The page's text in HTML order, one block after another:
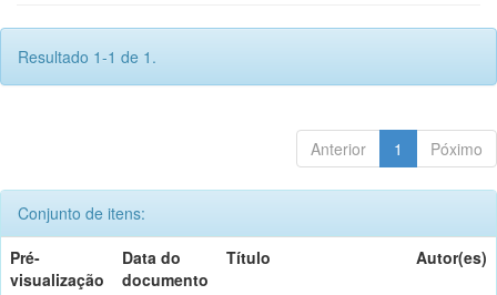
Resultado 1-1 de 1.
Anterior 1 Póximo
Conjunto de itens:
Pré-
visualização
Data do
documento
Título Autor(es)